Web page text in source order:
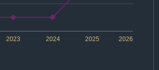
2024 2026
2023 2025